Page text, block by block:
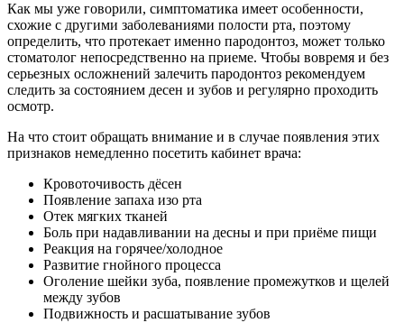
Как мы уже говорили, симптоматика имеет особенности,
схожие с другими заболеваниями полости рта, поэтому
определить, что протекает именно пародонтоз, может только
стоматолог непосредственно на приеме. Чтобы вовремя и без
серьезных осложнений залечить пародонтоз рекомендуем
следить за состоянием десен и зубов и регулярно проходить
осмотр.
На что стоит обращать внимание и в случае появления этих
признаков немедленно посетить кабинет врача:
Кровоточивость дёсен
Появление запаха изо рта
Отек мягких тканей
Боль при надавливании на десны и при приёме пищи
Реакция на горячее/холодное
Развитие гнойного процесса
Оголение шейки зуба, появление промежутков и щелей
между зубов
Подвижность и расшатывание зубов